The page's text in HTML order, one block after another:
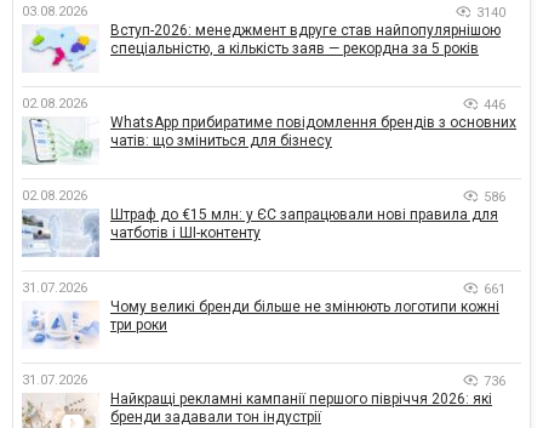
03.08.2026 3140
Вступ-2026: менеджмент вдруге став найпопулярнішою
спеціальністю, а кількість заяв — рекордна за 5 років
02.08.2026 446
WhatsApp прибиратиме повідомлення брендів з основних
чатів: що зміниться для бізнесу
02.08.2026 586
Штраф до €15 млн: у ЄС запрацювали нові правила для
чатботів і ШІ-контенту
31.07.2026 661
Чому великі бренди більше не змінюють логотипи кожні
три роки
31.07.2026 736
Найкращі рекламні кампанії першого півріччя 2026: які
бренди задавали тон індустрії